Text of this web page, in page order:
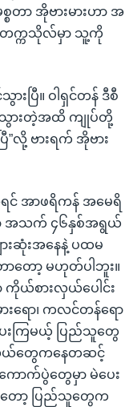
ာ အိုဗားမားဟာ အ
တက္ကသိုလ်မှာ သူ့ကို
းပြီ။ ဝါရှင်တန် ဒီစီ
လဲသွားတဲ့အထိ ကျုပ်တို့
လို့ ဗားရက် အိုဗား
အာဖရိကန် အမေရိ
အသက် ၄၆နှစ်အရွယ်
ဆုံးအနေနဲ့ ပထမ
တော့ မဟုတ်ပါဘူး။
ယ်စားလှယ်ပေါင်း
ရော၊ ကလင်တန်ရော
းကြမယ့် ပြည်သူတွေ
လှယ်တွေကနေတဆင့်
ောက်ပွဲတွေမှာ မဲပေး
တော့ ပြည်သူတွေက